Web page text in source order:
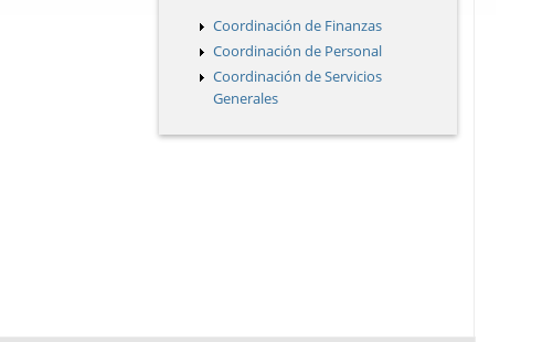
Coordinación de Finanzas
Coordinación de Personal
Coordinación de Servicios
Generales